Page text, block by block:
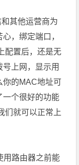
其他运营商为
，绑定端口，
配置后，还是无
上网，显示用
你的MAC地址可
一个很好的功能
们就可以正常上
用路由器之前能